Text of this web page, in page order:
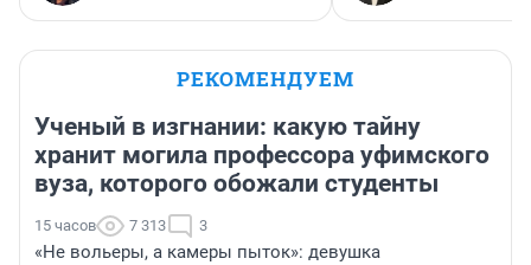
РЕКОМЕНДУЕМ
Ученый в изгнании: какую тайну
хранит могила профессора уфимского
вуза, которого обожали студенты
15 часов 7 313 3
«Не вольеры, а камеры пыток»: девушка